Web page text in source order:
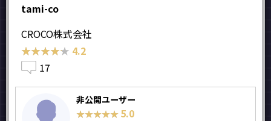
tami-co
CROCO株式会社
★★★★★
★★★★★ 4.2
17
非公開ユーザー
★★★★★
★★★★★ 5.0